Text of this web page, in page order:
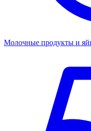
Молочные продукты и